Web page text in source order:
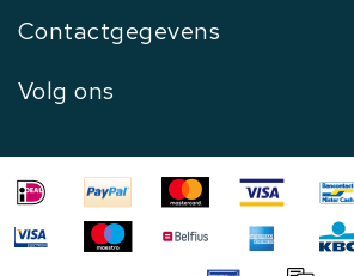
Contactgegevens
Volg ons